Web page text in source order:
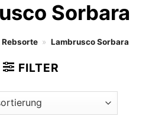
Sorbara
» Lambrusco Sorbara
FILTER